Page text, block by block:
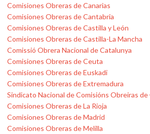
Comisiones Obreras de Canarias
Comisiones Obreras de Cantabria
Comisiones Obreras de Castilla y León
Comisiones Obreras de Castilla-La Mancha
Comissió Obrera Nacional de Catalunya
Comisiones Obreras de Ceuta
Comisiones Obreras de Euskadi
Comisiones Obreras de Extremadura
Sindicato Nacional de Comisións Obreiras de
Comisiones Obreras de La Rioja
Comisiones Obreras de Madrid
Comisiones Obreras de Melilla